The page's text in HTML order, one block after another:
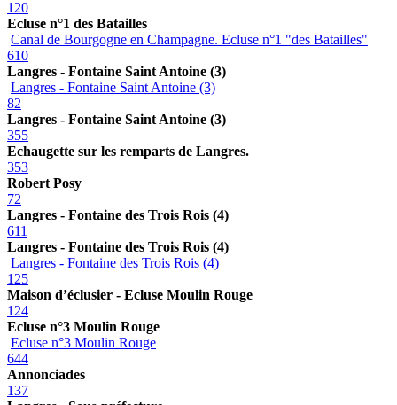
120
Ecluse n°1 des Batailles
Canal de Bourgogne en Champagne. Ecluse n°1 "des Batailles"
610
Langres - Fontaine Saint Antoine (3)
Langres - Fontaine Saint Antoine (3)
82
Langres - Fontaine Saint Antoine (3)
355
Echaugette sur les remparts de Langres.
353
Robert Posy
72
Langres - Fontaine des Trois Rois (4)
611
Langres - Fontaine des Trois Rois (4)
Langres - Fontaine des Trois Rois (4)
125
Maison d’éclusier - Ecluse Moulin Rouge
124
Ecluse n°3 Moulin Rouge
Ecluse n°3 Moulin Rouge
644
Annonciades
137